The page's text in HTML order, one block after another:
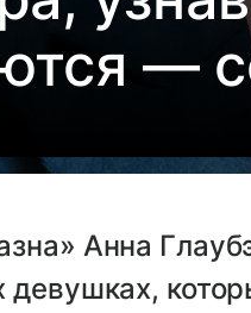
—
Анна
девушках,